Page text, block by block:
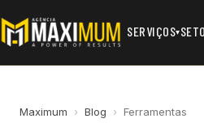
SERVIÇOS▾
Maximum › Blog › Ferramentas